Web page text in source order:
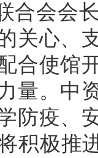
合会会
关心、
合使馆
量。中
防疫、
积极推